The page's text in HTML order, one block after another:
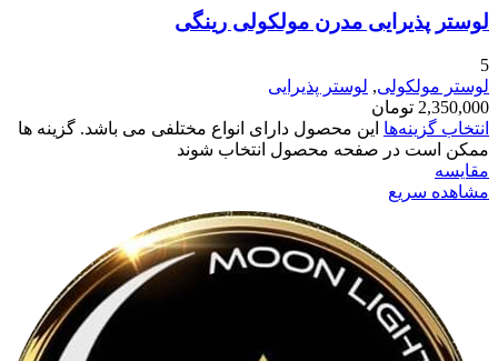
لوستر پذیرایی مدرن مولکولی رینگی
5
لوستر مولکولی, لوستر پذیرایی
2,350,000 تومان
انتخاب گزینه‌ها این محصول دارای انواع مختلفی می باشد. گزینه ها
ممکن است در صفحه محصول انتخاب شوند
مقایسه
مشاهده سریع